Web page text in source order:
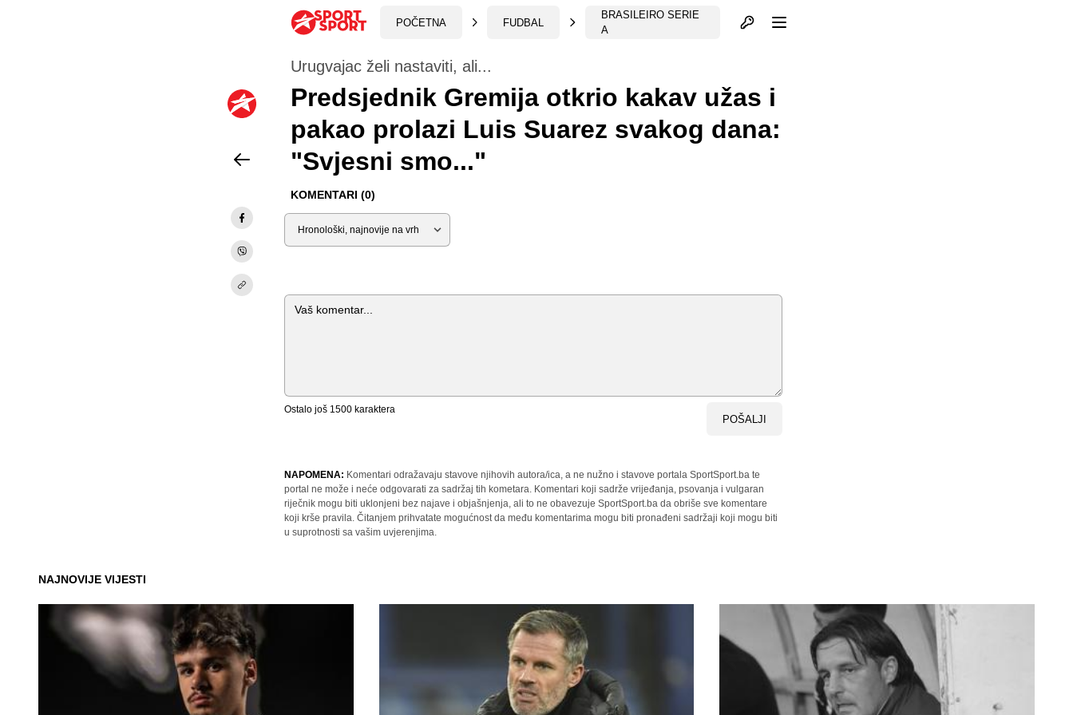
POČETNA FUDBAL
BRASILEIRO SERIE
A
Otvori profil
Urugvajac želi nastaviti, ali...
Predsjednik Gremija otkrio kakav užas i
pakao prolazi Luis Suarez svakog dana:
"Svjesni smo..."
KOMENTARI (0)
Sortiraj
Komentar
Ostalo još 1500 karaktera
POŠALJI
NAPOMENA: Komentari odražavaju stavove njihovih autora/ica, a ne nužno i stavove portala SportSport.ba te
portal ne može i neće odgovarati za sadržaj tih kometara. Komentari koji sadrže vrijeđanja, psovanja i vulgaran
riječnik mogu biti uklonjeni bez najave i objašnjenja, ali to ne obavezuje SportSport.ba da obriše sve komentare
koji krše pravila. Čitanjem prihvatate mogućnost da među komentarima mogu biti pronađeni sadržaji koji mogu biti
u suprotnosti sa vašim uvjerenjima.
NAJNOVIJE VIJESTI